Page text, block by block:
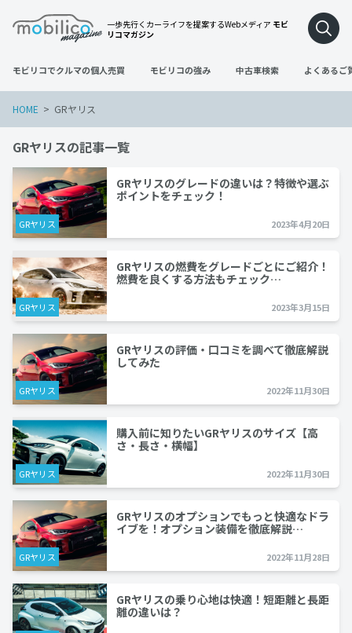
一歩先行くカーライフを提案するWebメディア モビ
リコマガジン
モビリコでクルマの個人売買 モビリコの強み 中古車検索 よくあるご
HOME GRヤリス
GRヤリスの記事一覧
GRヤリス
GRヤリスのグレードの違いは？特徴や選ぶ
ポイントをチェック！
2023年4月20日
GRヤリス
GRヤリスの燃費をグレードごとにご紹介！
燃費を良くする方法もチェック…
2023年3月15日
GRヤリス
GRヤリスの評価・口コミを調べて徹底解説
してみた
2022年11月30日
GRヤリス
購入前に知りたいGRヤリスのサイズ【高
さ・長さ・横幅】
2022年11月30日
GRヤリス
GRヤリスのオプションでもっと快適なドラ
イブを！オプション装備を徹底解説…
2022年11月28日
GRヤリスの乗り心地は快適！短距離と長距
離の違いは？